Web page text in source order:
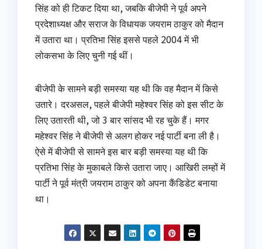
सिंह को ही टिकट दिया था, जबकि बीजेपी ने पूर्व अपने
प्रदेशाध्यक्ष और सराज के विधायक जयराम ठाकुर को मैदान
में उतारा था। प्रतिभा सिंह इससे पहले 2004 में भी
लोकसभा के लिए चुनी गई थीं।
बीजेपी के सामने बड़ी समस्या यह थी कि वह मैदान में किसे
उतारे। दरअसल, पहले बीजेपी महेश्वर सिंह को इस सीट के
लिए उतारती थी, जो 3 बार सांसद भी रह चुके हैं। मगर
महेश्वर सिंह ने बीजेपी से अलग होकर नई पार्टी बना ली है।
ऐसे में बीजेपी से सामने इस बार बड़ी समस्या यह थी कि
प्रतिभा सिंह के मुकाबले किसे उतारा जाए। आखिरी लम्हों में
पार्टी ने पूर्व मंत्री जयराम ठाकुर को अपना कैंडिडेट बनाया
था।